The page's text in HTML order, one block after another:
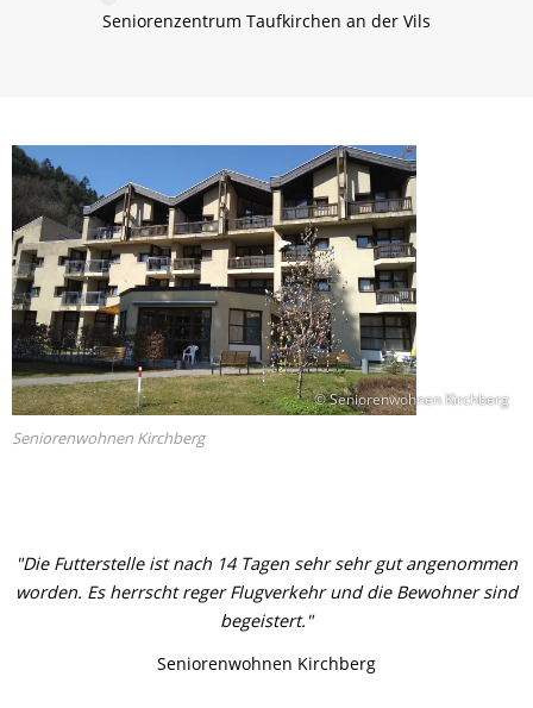
Seniorenzentrum Taufkirchen an der Vils
© Seniorenwohnen Kirchberg
Seniorenwohnen Kirchberg
"Die Futterstelle ist nach 14 Tagen sehr sehr gut angenommen
worden. Es herrscht reger Flugverkehr und die Bewohner sind
begeistert."
Seniorenwohnen Kirchberg